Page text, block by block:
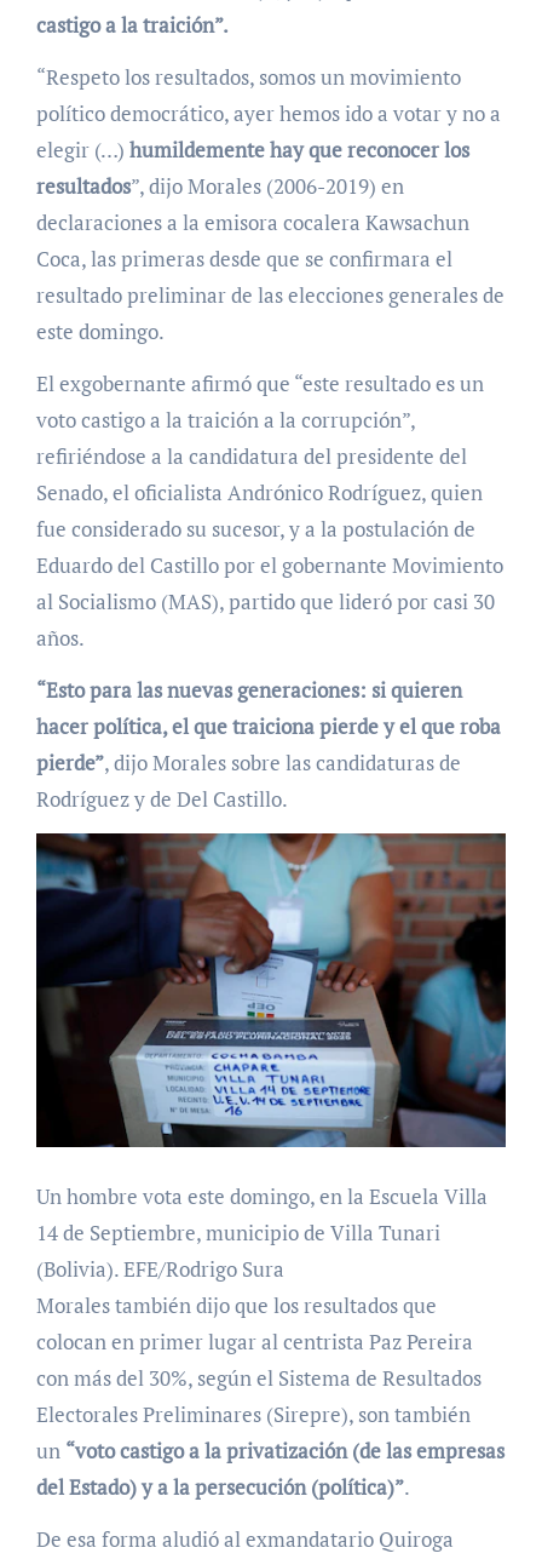
castigo a la traición”.
“Respeto los resultados, somos un movimiento
político democrático, ayer hemos ido a votar y no a
elegir (…) humildemente hay que reconocer los
resultados”, dijo Morales (2006-2019) en
declaraciones a la emisora cocalera Kawsachun
Coca, las primeras desde que se confirmara el
resultado preliminar de las elecciones generales de
este domingo.
El exgobernante afirmó que “este resultado es un
voto castigo a la traición a la corrupción”,
refiriéndose a la candidatura del presidente del
Senado, el oficialista Andrónico Rodríguez, quien
fue considerado su sucesor, y a la postulación de
Eduardo del Castillo por el gobernante Movimiento
al Socialismo (MAS), partido que lideró por casi 30
años.
“Esto para las nuevas generaciones: si quieren
hacer política, el que traiciona pierde y el que roba
pierde”, dijo Morales sobre las candidaturas de
Rodríguez y de Del Castillo.
Un hombre vota este domingo, en la Escuela Villa
14 de Septiembre, municipio de Villa Tunari
(Bolivia). EFE/Rodrigo Sura
Morales también dijo que los resultados que
colocan en primer lugar al centrista Paz Pereira
con más del 30%, según el Sistema de Resultados
Electorales Preliminares (Sirepre), son también
un “voto castigo a la privatización (de las empresas
del Estado) y a la persecución (política)”.
De esa forma aludió al exmandatario Quiroga